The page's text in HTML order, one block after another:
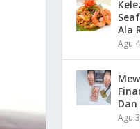
Ala
Agu
Agu